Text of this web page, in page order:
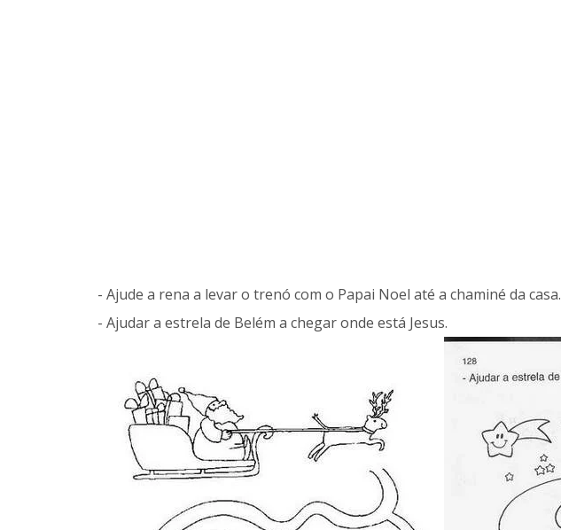
- Ajude a rena a levar o trenó com o Papai Noel até a chaminé da casa.
- Ajudar a estrela de Belém a chegar onde está Jesus.